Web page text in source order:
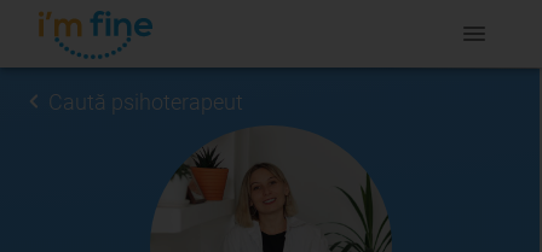
Caută psihoterapeut